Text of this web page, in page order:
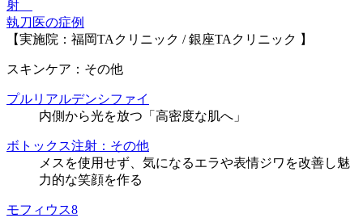
執刀医の症例
【実施院：福岡TAクリニック / 銀座TAクリニック 】
スキンケア：その他
プルリアルデンシファイ
内側から光を放つ「高密度な肌へ」
ボトックス注射：その他
メスを使用せず、気になるエラや表情ジワを改善し魅
力的な笑顔を作る
モフィウス8